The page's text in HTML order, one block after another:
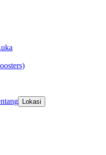
Lokasi